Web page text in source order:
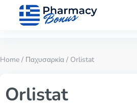
Home / Παχυσαρκία / Orlistat
Orlistat